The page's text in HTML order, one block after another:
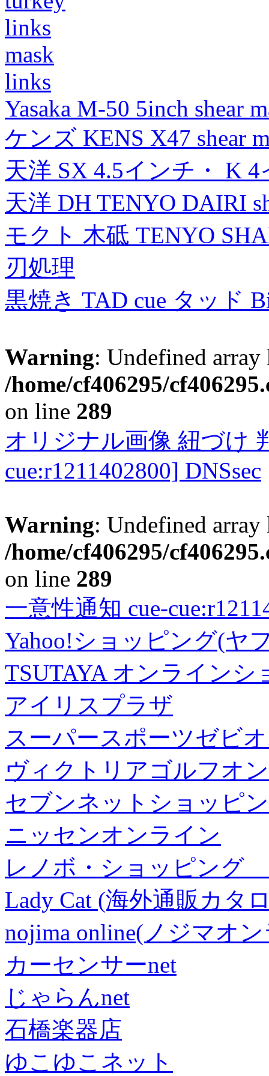
links
mask
links
Yasaka M-50 5inch shear
ケンズ KENS X47 shear
天洋 SX 4.5インチ・ K
天洋 DH TENYO DAIRI
モクト 木砥 TENYO
刃処理
黒焼き TAD cue タッド
Warning: Undefined
/home/cf406295/
on line 289
オリジナル画像 紐づけ
cue:r1211402800] DNSsec
Warning: Undefined
/home/cf406295/
on line 289
一意性通知 cue-
Yahoo!ショッピング(ヤ
TSUTAYA オンラインシ
アイリスプラザ
スーパースポーツゼビ
ヴィクトリアゴルフオ
セブンネットショッピ
ニッセンオンライン
レノボ・ショッピング
Lady Cat (海外通販カタ
nojima online(ノジマオ
カーセンサーnet
じゃらんnet
石橋楽器店
ゆこゆこネット